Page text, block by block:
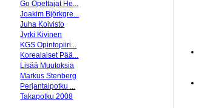
Go Opettajat He...
Joakim Björkgre...
Juha Koivisto
Jyrki Kivinen
KGS Opintopiiri...
Korealaiset Pää...
Lisää Muutoksia
Markus Stenberg
Perjantaipotku ...
Takapotku 2008